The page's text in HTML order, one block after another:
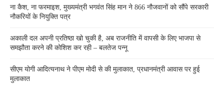
ना कैश, ना फरमाइश, मुख्यमंत्री भगवंत सिंह मान ने 866 नौजवानों को सौंपे सरकारी
नौकरियों के नियुक्ति पत्र
अकाली दल अपनी प्रतिष्ठा खो चुकी है, अब राजनीति में वापसी के लिए भाजपा से
समझौता करने की कोशिश कर रही – बलतेज पन्नू
सीएम योगी आदित्यनाथ ने पीएम मोदी से की मुलाकात, प्रधानमंत्री आवास पर हुई
मुलाकात